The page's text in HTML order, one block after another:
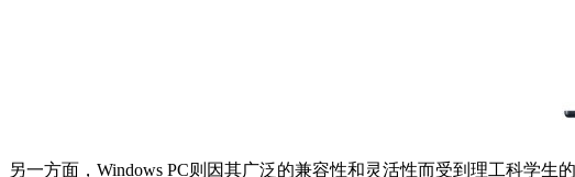
另一方面，Windows PC则因其广泛的兼容性和灵活性而受到理工科学